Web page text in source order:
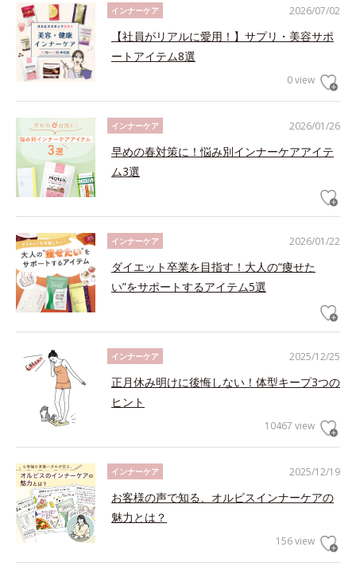
2026/07/02
インナーケア
【社員がリアルに愛用！】サプリ・美容サポ
ートアイテム8選
0 view
2026/01/26
インナーケア
早めの春対策に！悩み別インナーケアアイテ
ム3選
2026/01/22
インナーケア
ダイエット卒業を目指す！大人の“痩せた
い”をサポートするアイテム5選
2025/12/25
インナーケア
正月休み明けに後悔しない！体型キープ3つの
ヒント
10467 view
2025/12/19
インナーケア
お客様の声で知る、オルビスインナーケアの
魅力とは？
156 view